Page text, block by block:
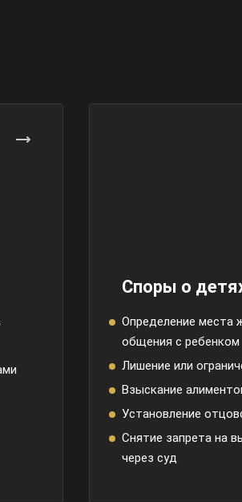
Споры о
Определение места
общения с ребенком
Лишение или
Взыскание
Установление
Снятие запрета на
через суд